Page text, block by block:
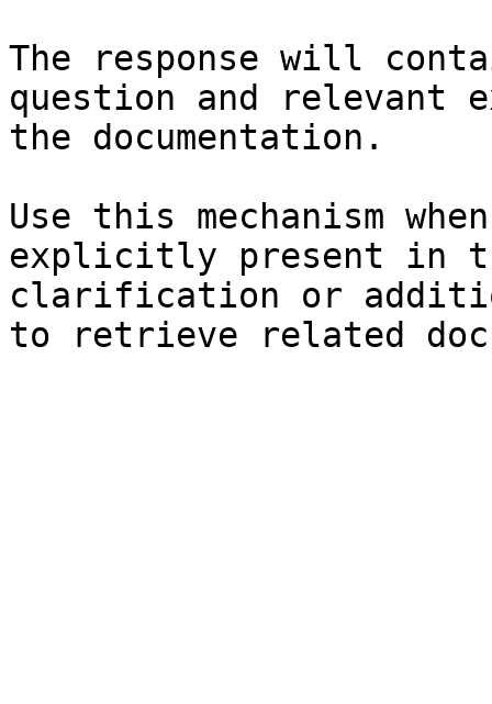
The response will
question and relevant
the documentation.
Use this mechanism
explicitly present in
clarification or